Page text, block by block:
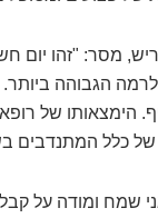
מסר: "זהו יום
הגבוהה ביותר.
של רופא
כלל המתנדבים
שמח ומודה על